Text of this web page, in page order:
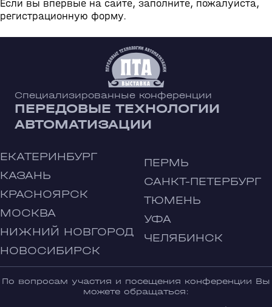
Если вы впервые на сайте, заполните, пожалуйста,
регистрационную форму.
Специализированные конференции
ПЕРЕДОВЫЕ ТЕХНОЛОГИИ
АВТОМАТИЗАЦИИ
ЕКАТЕРИНБУРГ
КАЗАНЬ
КРАСНОЯРСК
МОСКВА
НИЖНИЙ НОВГОРОД
НОВОСИБИРСК
ПЕРМЬ
САНКТ-ПЕТЕРБУРГ
ТЮМЕНЬ
УФА
ЧЕЛЯБИНСК
По вопросам участия и посещения конференции Вы
можете обращаться: